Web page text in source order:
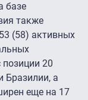
базе
также
(58) активных
20
Бразилии, а
еще на 17